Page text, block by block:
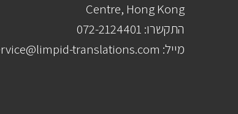
Centre, Hong Kong
התקשרו: 072-2124401
מייל: service@limpid-translations.com